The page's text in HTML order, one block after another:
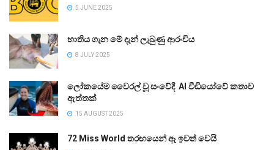
5 JUNE 2025
භාතිය ගැන මේ දැන් ලැබුණු ආරංචිය
8 JULY 2025
ලෝකයේම වෛරල් වූ සංවේදී AI වීඩියෝවේ කතාව
ඇත්තක්
15 AUGUST 2025
72 Miss World තරඟයෙන් ඈ ඉවත් වෙයි